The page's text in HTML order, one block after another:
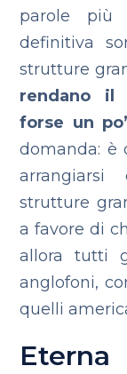
parole più
definitiva
strutture
rendano il
forse un
domanda: è
strutture
a favore di
allora tutti
anglofoni,
quelli